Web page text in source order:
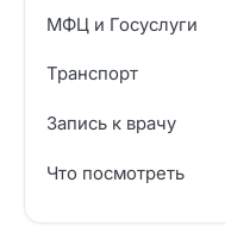
МФЦ и Госуслуги
Транспорт
Запись к врачу
Что посмотреть